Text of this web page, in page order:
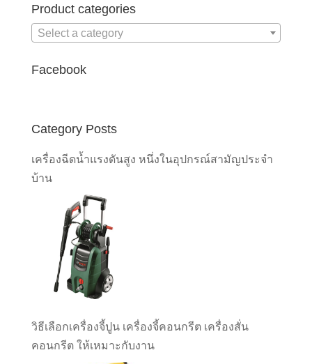
Product categories
Select a category
Facebook
Category Posts
เครื่องฉีดน้ำแรงดันสูง หนึ่งในอุปกรณ์สามัญประจำ
บ้าน
วิธีเลือกเครื่องจี้ปูน เครื่องจี้คอนกรีต เครื่องสั่น
คอนกรีต ให้เหมาะกับงาน